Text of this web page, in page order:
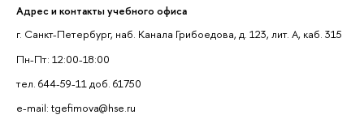
Адрес и контакты учебного офиса
г. Санкт-Петербург, наб. Канала Грибоедова, д. 123, лит. А, каб. 315
Пн-Пт: 12:00-18:00
тел. 644-59-11 доб. 61750
e-mail: tgefimova@hse.ru